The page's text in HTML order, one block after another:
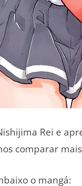
Rei e
comparar
o mangá: